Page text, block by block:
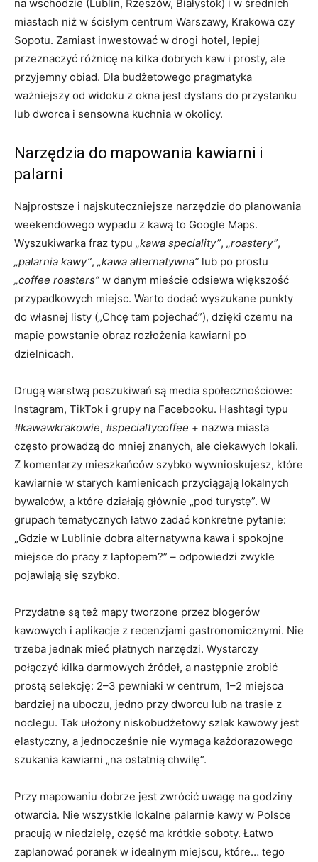
na wschodzie (Lublin, Rzeszów, Białystok) i w średnich
miastach niż w ścisłym centrum Warszawy, Krakowa czy
Sopotu. Zamiast inwestować w drogi hotel, lepiej
przeznaczyć różnicę na kilka dobrych kaw i prosty, ale
przyjemny obiad. Dla budżetowego pragmatyka
ważniejszy od widoku z okna jest dystans do przystanku
lub dworca i sensowna kuchnia w okolicy.
Narzędzia do mapowania kawiarni i
palarni
Najprostsze i najskuteczniejsze narzędzie do planowania
weekendowego wypadu z kawą to Google Maps.
Wyszukiwarka fraz typu „kawa speciality”, „roastery”,
„palarnia kawy”, „kawa alternatywna” lub po prostu
„coffee roasters” w danym mieście odsiewa większość
przypadkowych miejsc. Warto dodać wyszukane punkty
do własnej listy („Chcę tam pojechać”), dzięki czemu na
mapie powstanie obraz rozłożenia kawiarni po
dzielnicach.
Drugą warstwą poszukiwań są media społecznościowe:
Instagram, TikTok i grupy na Facebooku. Hashtagi typu
#kawawkrakowie, #specialtycoffee + nazwa miasta
często prowadzą do mniej znanych, ale ciekawych lokali.
Z komentarzy mieszkańców szybko wywnioskujesz, które
kawiarnie w starych kamienicach przyciągają lokalnych
bywalców, a które działają głównie „pod turystę”. W
grupach tematycznych łatwo zadać konkretne pytanie:
„Gdzie w Lublinie dobra alternatywna kawa i spokojne
miejsce do pracy z laptopem?” – odpowiedzi zwykle
pojawiają się szybko.
Przydatne są też mapy tworzone przez blogerów
kawowych i aplikacje z recenzjami gastronomicznymi. Nie
trzeba jednak mieć płatnych narzędzi. Wystarczy
połączyć kilka darmowych źródeł, a następnie zrobić
prostą selekcję: 2–3 pewniaki w centrum, 1–2 miejsca
bardziej na uboczu, jedno przy dworcu lub na trasie z
noclegu. Tak ułożony niskobudżetowy szlak kawowy jest
elastyczny, a jednocześnie nie wymaga każdorazowego
szukania kawiarni „na ostatnią chwilę”.
Przy mapowaniu dobrze jest zwrócić uwagę na godziny
otwarcia. Nie wszystkie lokalne palarnie kawy w Polsce
pracują w niedzielę, część ma krótkie soboty. Łatwo
zaplanować poranek w idealnym miejscu, które… tego